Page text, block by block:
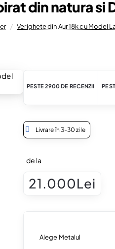
din natura
Verighete din Aur 18k cu Model
PESTE 2900 DE RECENZII
Livrare în 3-30 zile
de la
21.000Lei
Alege Metalul